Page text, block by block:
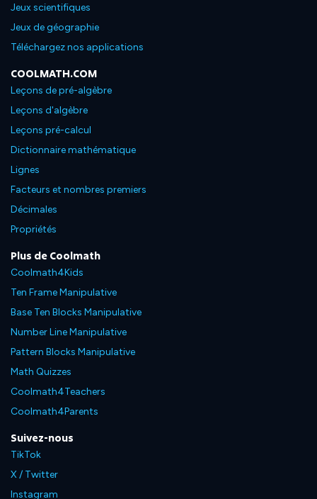
Jeux scientifiques
Jeux de géographie
Téléchargez nos applications
COOLMATH.COM
Leçons de pré-algèbre
Leçons d'algèbre
Leçons pré-calcul
Dictionnaire mathématique
Lignes
Facteurs et nombres premiers
Décimales
Propriétés
Plus de Coolmath
Coolmath4Kids
Ten Frame Manipulative
Base Ten Blocks Manipulative
Number Line Manipulative
Pattern Blocks Manipulative
Math Quizzes
Coolmath4Teachers
Coolmath4Parents
Suivez-nous
TikTok
X / Twitter
Instagram